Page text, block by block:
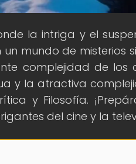
la intriga y el
mundo de misterios
complejidad de los
y la atractiva
y Filosofía.
del cine y la